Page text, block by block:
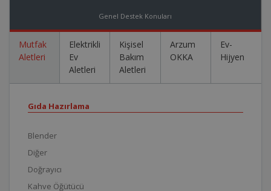
Genel Destek Konuları
Mutfak
Aletleri
Elektrikli
Ev
Aletleri
Kişisel
Bakım
Aletleri
Arzum
OKKA
Ev-
Hijyen
Gıda Hazırlama
Blender
Diğer
Doğrayıcı
Kahve Öğütücü